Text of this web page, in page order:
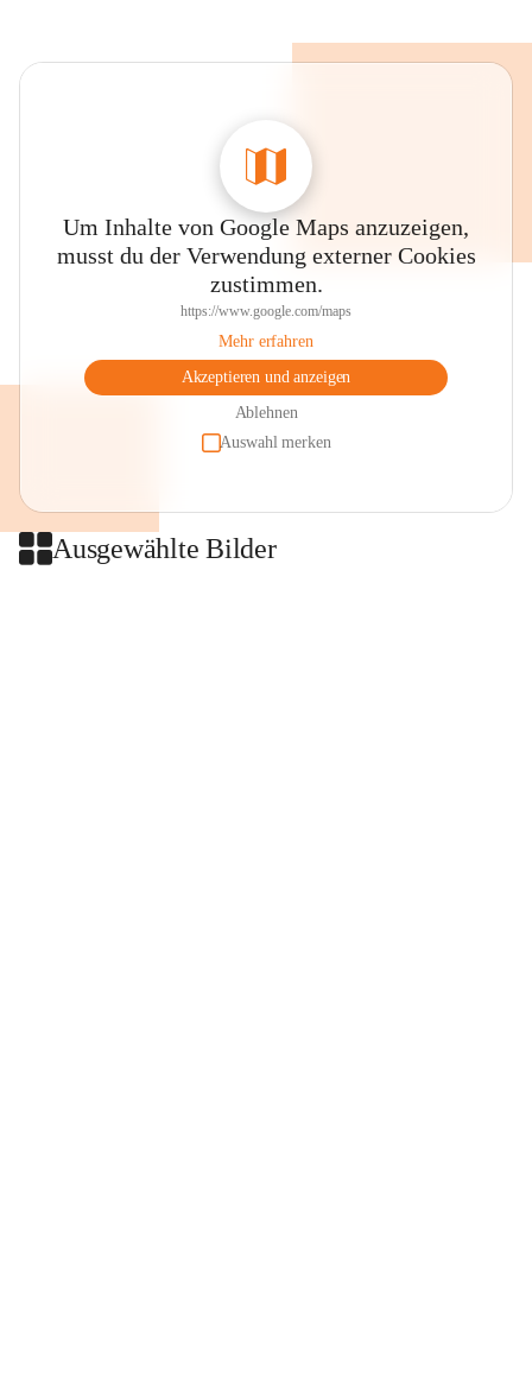
Um Inhalte von Google Maps anzuzeigen,
musst du der Verwendung externer Cookies
zustimmen.
https://www.google.com/maps
Mehr erfahren
Akzeptieren und anzeigen
Ablehnen
Auswahl merken
Ausgewählte Bilder